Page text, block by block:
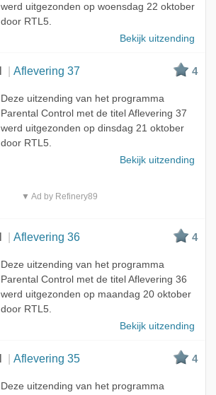
werd uitgezonden op woensdag 22 oktober
door RTL5.
Bekijk uitzending
Aflevering 37 4
Deze uitzending van het programma
Parental Control met de titel Aflevering 37
werd uitgezonden op dinsdag 21 oktober
door RTL5.
Bekijk uitzending
▼ Ad by Refinery89
Aflevering 36 4
Deze uitzending van het programma
Parental Control met de titel Aflevering 36
werd uitgezonden op maandag 20 oktober
door RTL5.
Bekijk uitzending
Aflevering 35 4
Deze uitzending van het programma